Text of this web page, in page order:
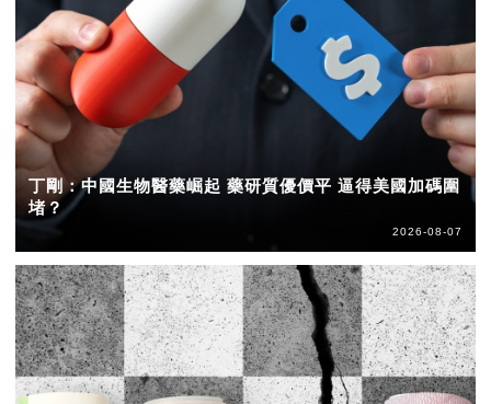
丁剛：中國生物醫藥崛起 藥研質優價平 逼得美國加碼圍
堵？
2026-08-07